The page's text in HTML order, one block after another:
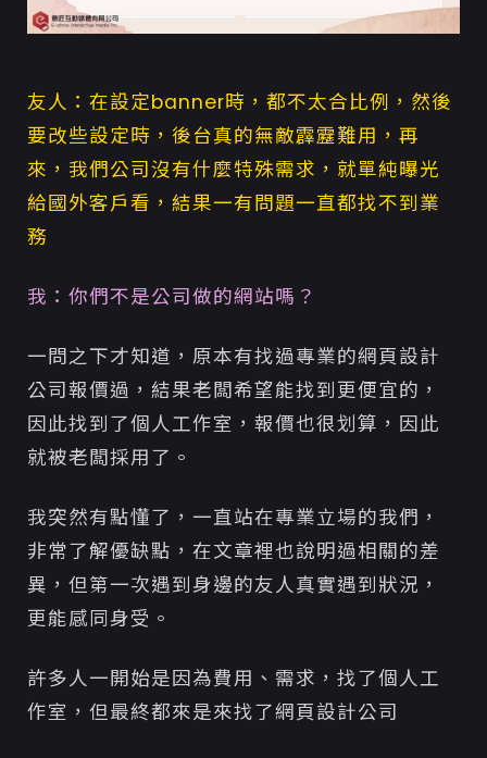
友人：在設定banner時，都不太合比例，然後
要改些設定時，後台真的無敵霹靂難用，再
來，我們公司沒有什麼特殊需求，就單純曝光
給國外客戶看，結果一有問題一直都找不到業
務
我：你們不是公司做的網站嗎？
一問之下才知道，原本有找過專業的網頁設計
公司報價過，結果老闆希望能找到更便宜的，
因此找到了個人工作室，報價也很划算，因此
就被老闆採用了。
我突然有點懂了，一直站在專業立場的我們，
非常了解優缺點，在文章裡也說明過相關的差
異，但第一次遇到身邊的友人真實遇到狀況，
更能感同身受。
許多人一開始是因為費用、需求，找了個人工
作室，但最終都來是來找了網頁設計公司